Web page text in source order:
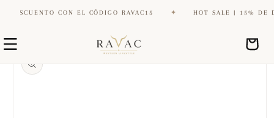
directamente
al contenido
CON EL CÓDIGO RAVAC15 HOT SALE | 15% DE
Carrito
directamente
información